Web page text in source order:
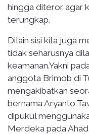
hingga diteror agar
terungkap.
Dilain sisi kita juga
tidak seharusnya
keamanan.Yakni
anggota Brimob di
mengakibatkan
bernama Aryanto
dipukul
Merdeka pada